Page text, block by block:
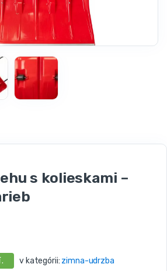
s kolieskami –
v kategórii: zimna-udrzba